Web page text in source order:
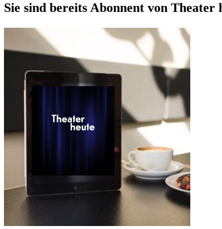
Sie sind bereits Abonnent von Theater